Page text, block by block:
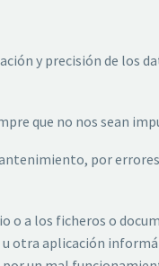
y precisión de los
que no nos sean
por
o a los ficheros o
u otra aplicación